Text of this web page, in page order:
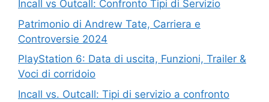
Incall vs Outcall: Confronto Tipi di Servizio
Patrimonio di Andrew Tate, Carriera e
Controversie 2024
PlayStation 6: Data di uscita, Funzioni, Trailer &
Voci di corridoio
Incall vs. Outcall: Tipi di servizio a confronto